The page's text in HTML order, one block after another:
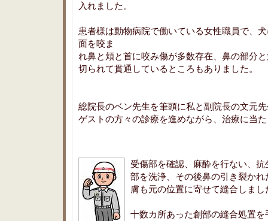
入れました。
患者様は動物病院で働いている女性職員で、
面を咬ま
れ鼻と頬と首に咬み傷が多数存在、鼻の部分
切られて貫通しているところもありました。
総院長のベン先生を筆頭に私と副院長の文元
ゲストの方々の診療を進めながら、治療に当
受傷部を確認、麻酔を行ない、
部を洗浄、その後鼻の引き裂か
膚も元の位置に寄せて縫合しまし
十数カ所あった創部の縫合処置